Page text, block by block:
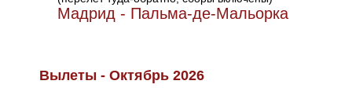
Мадрид - Пальма-де-Мальорка
Вылеты - Октябрь 2026